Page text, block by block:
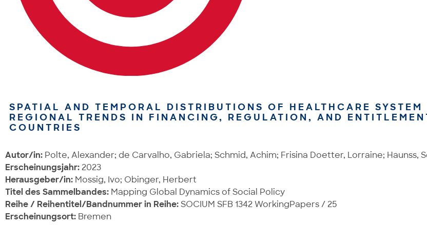
SPATIAL AND TEMPORAL DISTRIBUTIONS OF HEALTHCARE
REGIONAL TRENDS IN FINANCING, REGULATION, AND
COUNTRIES
Autor/in: Polte, Alexander; de Carvalho, Gabriela; Schmid, Achim; Frisina Doetter, Lorraine; Haunss,
Erscheinungsjahr: 2023
Herausgeber/in: Mossig, Ivo; Obinger, Herbert
Titel des Sammelbandes: Mapping Global Dynamics of Social Policy
Reihe / Reihentitel/Bandnummer in Reihe:SOCIUM SFB 1342 WorkingPapers / 25
Erscheinungsort: Bremen